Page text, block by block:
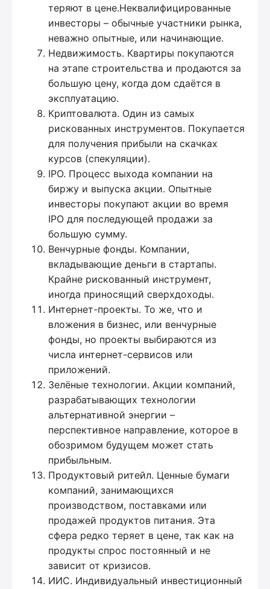
теряют в цене.Неквалифицированные
инвесторы – обычные участники рынка,
неважно опытные, или начинающие.
Недвижимость. Квартиры покупаются
на этапе строительства и продаются за
большую цену, когда дом сдаётся в
эксплуатацию.
Криптовалюта. Один из самых
рискованных инструментов. Покупается
для получения прибыли на скачках
курсов (спекуляции).
IPO. Процесс выхода компании на
биржу и выпуска акции. Опытные
инвесторы покупают акции во время
IPO для последующей продажи за
большую сумму.
Венчурные фонды. Компании,
вкладывающие деньги в стартапы.
Крайне рискованный инструмент,
иногда приносящий сверхдоходы.
Интернет-проекты. То же, что и
вложения в бизнес, или венчурные
фонды, но проекты выбираются из
числа интернет-сервисов или
приложений.
Зелёные технологии. Акции компаний,
разрабатывающих технологии
альтернативной энергии –
перспективное направление, которое в
обозримом будущем может стать
прибыльным.
Продуктовый ритейл. Ценные бумаги
компаний, занимающихся
производством, поставками или
продажей продуктов питания. Эта
сфера редко теряет в цене, так как на
продукты спрос постоянный и не
зависит от кризисов.
ИИС. Индивидуальный инвестиционный